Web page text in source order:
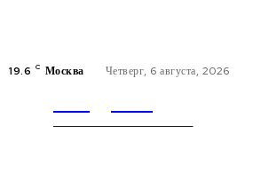
19.6 C Москва Четверг, 6 августа, 2026